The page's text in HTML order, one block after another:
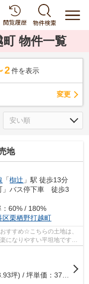
物件一覧
2 件を表示
変更
地
「椥辻 」駅 徒歩13分
」バス停下車 徒歩3
60% / 180%
区栗栖野打越町
すすめ☆こちらの土地は、
になりやすい平坦地です☆
坪) / 坪単価：37.72 万円